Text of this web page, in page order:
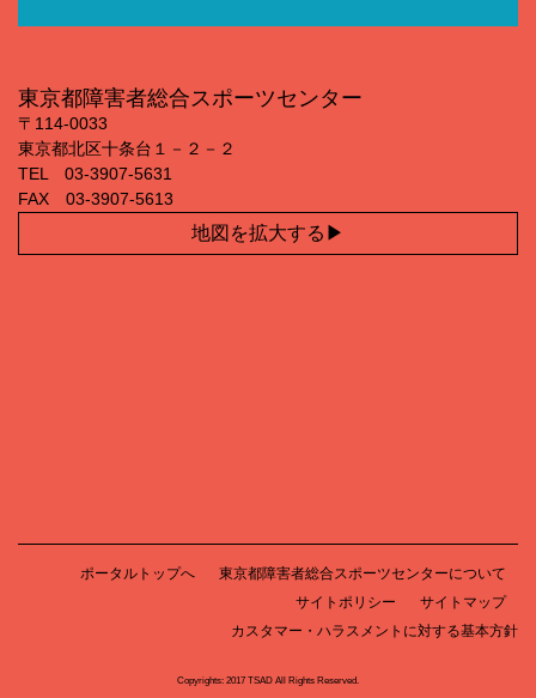
東京都障害者総合スポーツセンター
〒114‐0033
東京都北区十条台１－２－２
TEL 03‐3907‐5631
FAX 03‐3907‐5613
地図を拡大する
ポータルトップへ
東京都障害者総合スポーツセンターについて
サイトポリシー
サイトマップ
カスタマー・ハラスメントに対する基本方針
Copyrights: 2017 TSAD All Rights Reserved.